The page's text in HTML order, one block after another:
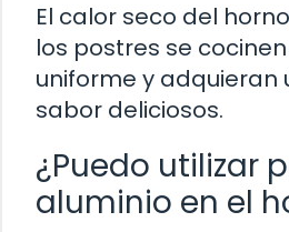
El calor seco del
los postres se
uniforme y adquieran
sabor deliciosos.
¿Puedo utilizar
aluminio en el